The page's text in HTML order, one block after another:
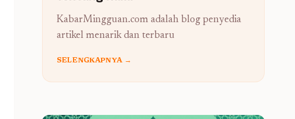
KabarMingguan.com adalah blog penyedia
artikel menarik dan terbaru
SELENGKAPNYA →